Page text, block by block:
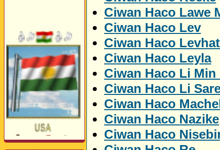
Ciwan Haco Lawe
Ciwan Haco Lev
Ciwan Haco
Ciwan Haco Leyla
Ciwan Haco Li Min
Ciwan Haco Li
Ciwan Haco
Ciwan Haco Nazike
Ciwan Haco